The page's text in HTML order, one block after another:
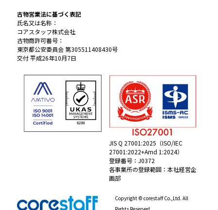
古物営業法に基づく表記
氏名又は名称：
コアスタッフ株式会社
古物商許可番号：
東京都公安委員会 第305511408430号
交付 平成26年10月7日
JIS Q 27001:2025（ISO/IEC
27001:2022+Amd 1:2024）
登録番号：J0372
各事業所の登録範囲：本社経営企
画部
Copyright © corestaff Co.,Ltd. All